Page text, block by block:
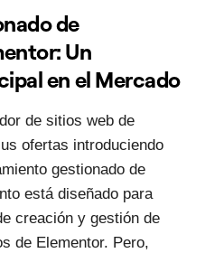
de
Un
en el Mercado
de sitios web de
ofertas introduciendo
gestionado de
está diseñado para
creación y gestión de
de Elementor. Pero,